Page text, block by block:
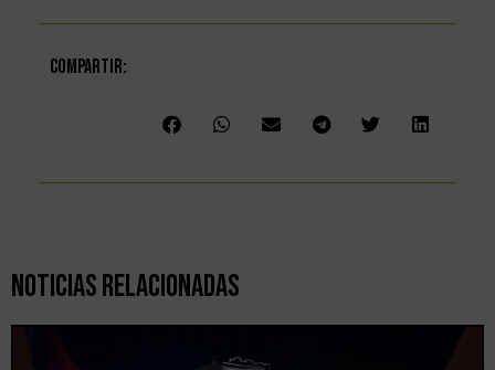
Compartir:
Noticias Relacionadas